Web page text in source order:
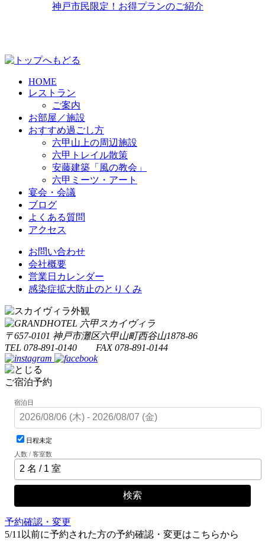
神戸市民限定！お得プランのご紹介
HOME
レストラン
ご案内
お部屋／施設
おすすめ過ごし方
六甲山上の周辺施設
六甲トレイル散策
安藤建築「風の教会」
六甲ミーツ・アート
宴会・会議
ブログ
よくある質問
アクセス
お問い合わせ
会社概要
営業日カレンダー
感染症拡大防止のとりくみ
〒657-0101 神戸市灘区六甲山町西谷山1878-86
TEL 078-891-0140 FAX 078-891-0144
ご宿泊予約
宿泊日
日程未定
人数 / 客室数
検索
予約確認・変更
5/11以前に予約された方の予約確認・変更はこちらから